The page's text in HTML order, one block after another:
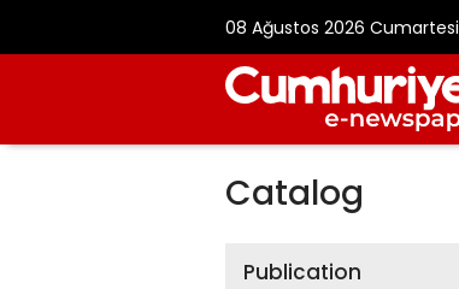
08 Ağustos 2026 Cumartesi
Catalog
Publication